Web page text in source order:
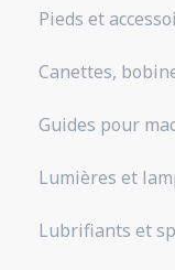
Pieds et
Canettes,
Guides pour
Lumières et
Lubrifiants et